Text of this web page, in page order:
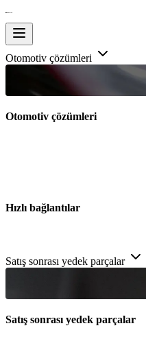
Otomotiv çözümleri
Otomotiv çözümleri
Hızlı bağlantılar
Satış sonrası yedek parçalar
Satış sonrası yedek parçalar